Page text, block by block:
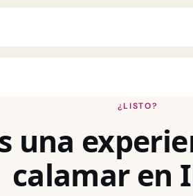
¿LISTO?
una
calamar en